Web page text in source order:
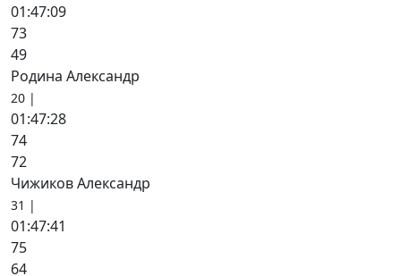
01:47:09
73
49
Родина Александр
20 |
01:47:28
74
72
Чижиков Александр
31 |
01:47:41
75
64